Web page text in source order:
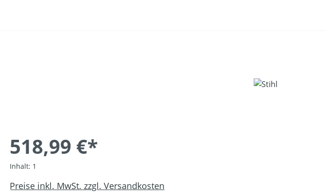
518,99 €*
Inhalt: 1
Preise inkl. MwSt. zzgl. Versandkosten